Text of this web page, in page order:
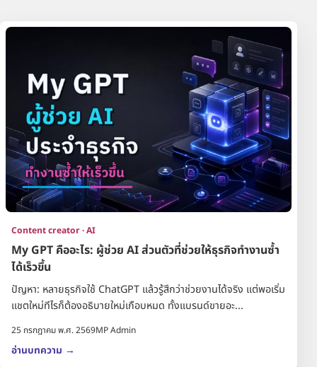
Content creator · AI
My GPT คืออะไร: ผู้ช่วย AI ส่วนตัวที่ช่วยให้ธุรกิจทำงานซ้ำ
ได้เร็วขึ้น
ปัญหา: หลายธุรกิจใช้ ChatGPT แล้วรู้สึกว่าช่วยงานได้จริง แต่พอเริ่ม
แชตใหม่ทีไรก็ต้องอธิบายใหม่เกือบหมด ทั้งแบรนด์ขายอะ...
25 กรกฎาคม พ.ศ. 2569MP Admin
อ่านบทความ →